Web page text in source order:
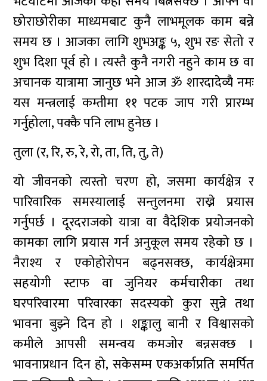
छोराछोरीका माध्यमबाट कुनै लाभमूलक काम बन्ने
समय छ । आजका लागि शुभअङ्क ५, शुभ रङ सेतो र
शुभ दिशा पूर्व हो । त्यस्तै कुनै नगरी नहुने काम छ वा
अचानक यात्रामा जानुछ भने आज ॐ शारदादेव्यै नमः
यस मन्त्रलाई कम्तीमा ११ पटक जाप गरी प्रारम्भ
गर्नुहोला, पक्कै पनि लाभ हुनेछ ।
तुला (र, रि, रु, रे, रो, ता, ति, तु, ते)
यो जीवनको त्यस्तो चरण हो, जसमा कार्यक्षेत्र र
पारिवारिक समस्यालाई सन्तुलनमा राख्ने प्रयास
गर्नुपर्छ । दूरदराजको यात्रा वा वैदेशिक प्रयोजनको
कामका लागि प्रयास गर्न अनुकूल समय रहेको छ ।
नैराश्य र एकोहोरोपन बढ्नसक्छ, कार्यक्षेत्रमा
सहयोगी स्टाफ वा जुनियर कर्मचारीका तथा
घरपरिवारमा परिवारका सदस्यको कुरा सुन्ने तथा
भावना बुझ्ने दिन हो । शङ्कालु बानी र विश्वासको
कमीले आपसी समन्वय कमजोर बन्नसक्छ ।
भावनाप्रधान दिन हो, सकेसम्म एकअर्काप्रति समर्पित